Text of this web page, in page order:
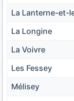
La Lanterne-et-
La Longine
La Voivre
Les Fessey
Mélisey